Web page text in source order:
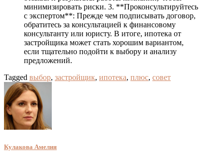
минимизировать риски. 3. **Проконсультируйтесь
с экспертом**: Прежде чем подписывать договор,
обратитесь за консультацией к финансовому
консультанту или юристу. В итоге, ипотека от
застройщика может стать хорошим вариантом,
если тщательно подойти к выбору и анализу
предложений.
Tagged выбор, застройщик, ипотека, плюс, совет
Кулакова Амелия